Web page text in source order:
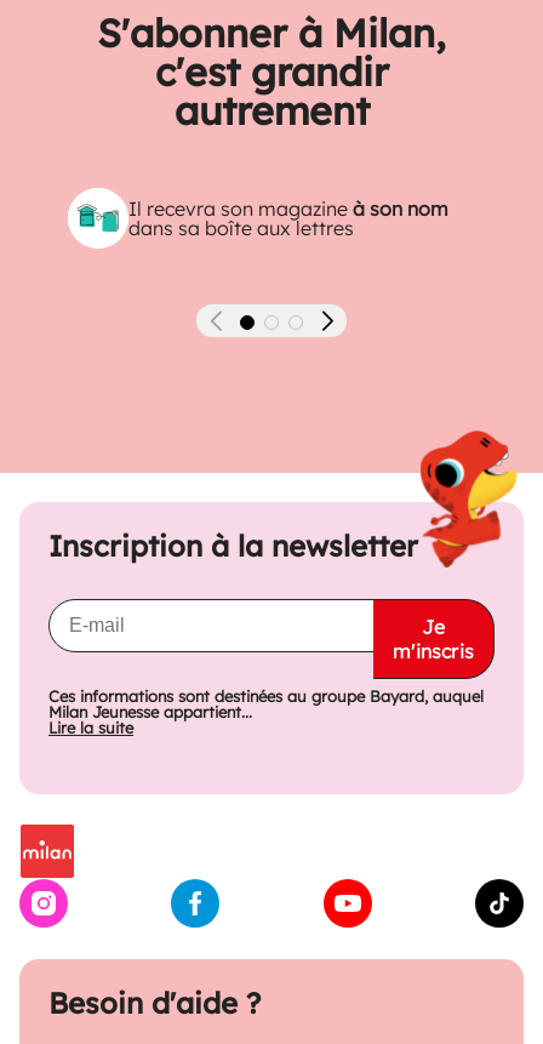
S'abonner à Milan,
c'est grandir
autrement
Il recevra son magazineà son nom
dans sa boîte aux lettres
Précédent Suivant
Besoin d'aide ?
Inscription à la newsletter
Je
m'inscris
Ces informations sont destinées au groupe Bayard, auquel
Milan Jeunesse appartient...
Lire la suite